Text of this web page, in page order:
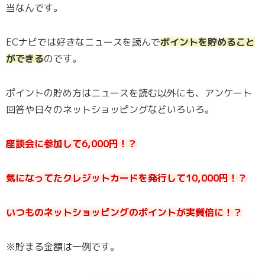
当なんです。
ECナビでは好きなニュースを読んでポイントを貯めること
ができるのです。
ポイントの貯め方はニュースを読む以外にも、アンケート
回答や日々のネットショッピングなどいろいろ。
座談会に参加して6,000円！？
気になってたクレジットカードを発行して10,000円！？
いつものネットショッピングのポイントが実質倍に！？
※貯まる金額は一例です。